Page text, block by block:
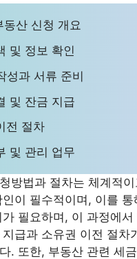
산 신청 개요
및 정보 확인
과 서류 준비
및 잔금 지급
전 절차
및 관리 업무
방법과 절차는 체계적
이 필수적이며, 이를
필요하며, 이 과정에
급과 소유권 이전 절
. 또한, 부동산 관련 세